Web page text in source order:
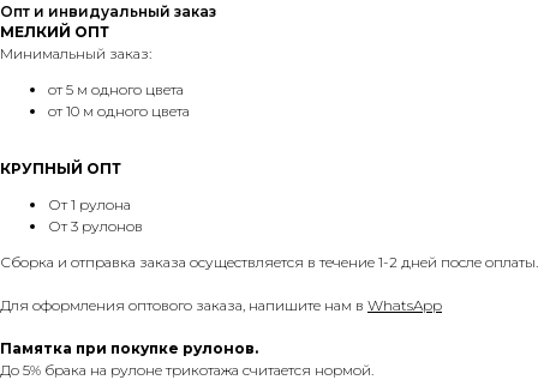
Опт и инвидуальный заказ
МЕЛКИЙ ОПТ
Минимальный заказ:
от 5 м одного цвета
от 10 м одного цвета
КРУПНЫЙ ОПТ
От 1 рулона
От 3 рулонов
Сборка и отправка заказа осуществляется в течение 1-2 дней после оплаты.
Для оформления оптового заказа, напишите нам в WhatsApp
Памятка при покупке рулонов.
До 5% брака на рулоне трикотажа считается нормой.